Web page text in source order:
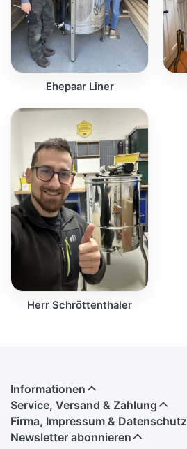
Ehepaar Liner
Herr Schröttenthaler
Informationen
Service, Versand & Zahlung
Firma, Impressum & Datenschutz
Newsletter abonnieren